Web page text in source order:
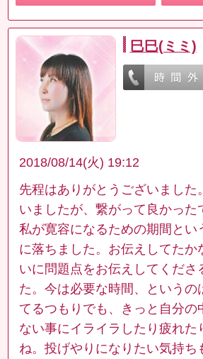
巳巳(ミミ)
2018/08/14(火) 19:12
先程はありがとうございました
いましたが、繋がって良かった
私が寛容になるための期間とい
に落ちました。お伝えしてたか
いに問題点をお伝えしてくださ
た。今は必要な時間、というの
てるつもりでも、きっと自分の
ない事にイライラしたり疲れた
ね。投げやりになりたい気持ち